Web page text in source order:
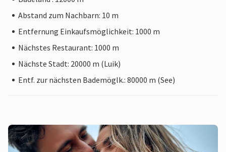
Abstand zum Nachbarn: 10 m
Entfernung Einkaufsmöglichkeit: 1000 m
Nächstes Restaurant: 1000 m
Nächste Stadt: 20000 m (Luik)
Entf. zur nächsten Bademöglk.: 80000 m (See)